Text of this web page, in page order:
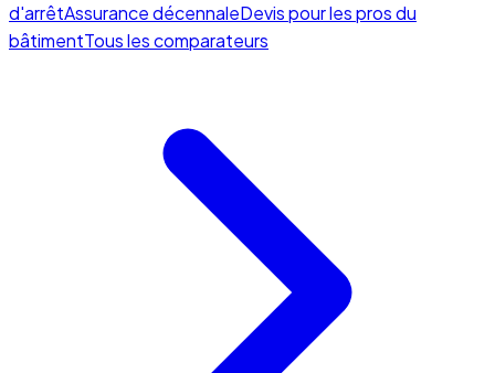
d'arrêtAssurance décennaleDevis pour les pros du
bâtimentTous les comparateurs